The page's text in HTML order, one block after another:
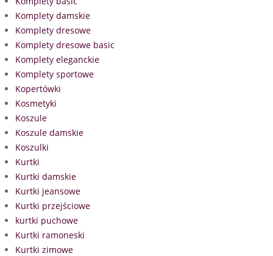
Komplety damskie
Komplety dresowe
Komplety dresowe basic
Komplety eleganckie
Komplety sportowe
Kopertówki
Kosmetyki
Koszule
Koszule damskie
Koszulki
Kurtki
Kurtki damskie
Kurtki jeansowe
Kurtki przejściowe
kurtki puchowe
Kurtki ramoneski
Kurtki zimowe